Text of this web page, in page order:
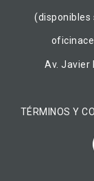
(disponibles
Av. Javier
TÉRMINOS Y